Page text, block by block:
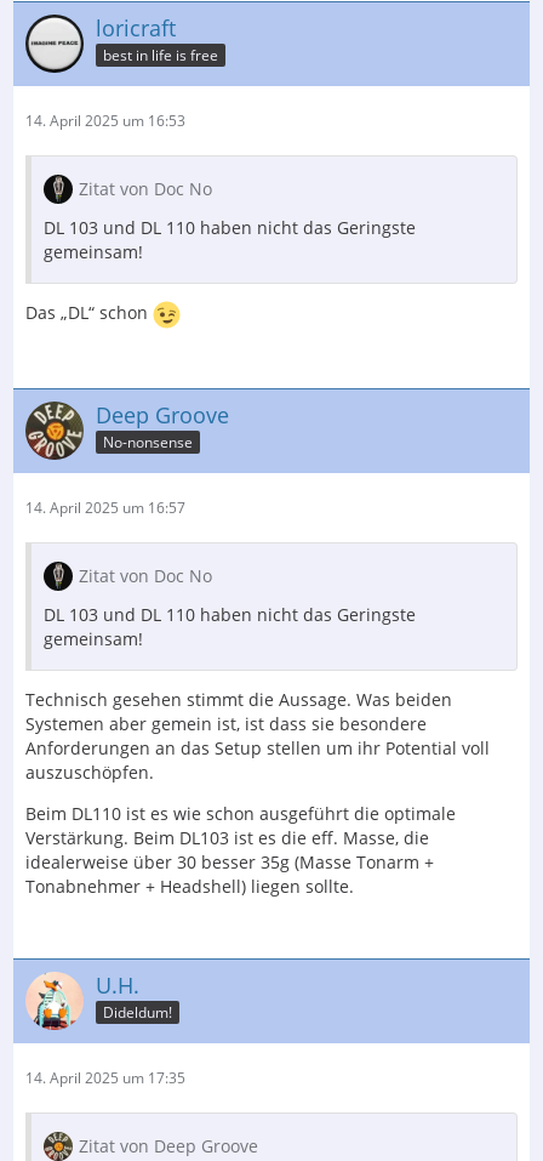
loricraft
best in life is free
14. April 2025 um 16:53
Zitat von Doc No
DL 103 und DL 110 haben nicht das Geringste
gemeinsam!
Das „DL“ schon
Deep Groove
No-nonsense
14. April 2025 um 16:57
Zitat von Doc No
DL 103 und DL 110 haben nicht das Geringste
gemeinsam!
Technisch gesehen stimmt die Aussage. Was beiden
Systemen aber gemein ist, ist dass sie besondere
Anforderungen an das Setup stellen um ihr Potential voll
auszuschöpfen.
Beim DL110 ist es wie schon ausgeführt die optimale
Verstärkung. Beim DL103 ist es die eff. Masse, die
idealerweise über 30 besser 35g (Masse Tonarm +
Tonabnehmer + Headshell) liegen sollte.
U.H.
Dideldum!
14. April 2025 um 17:35
Zitat von Deep Groove